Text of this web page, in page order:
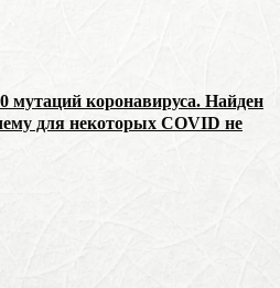
мутаций коронавируса. Найден
для некоторых COVID не